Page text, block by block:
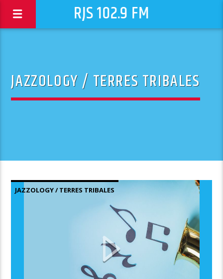
RJS 102.9 FM
JAZZOLOGY / TERRES TRIBALES
JAZZOLOGY / TERRES TRIBALES